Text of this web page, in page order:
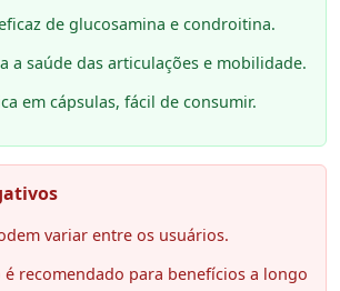
de glucosamina e condroitina.
a saúde das articulações e mobilidade.
em cápsulas, fácil de consumir.
variar entre os usuários.
recomendado para benefícios a longo